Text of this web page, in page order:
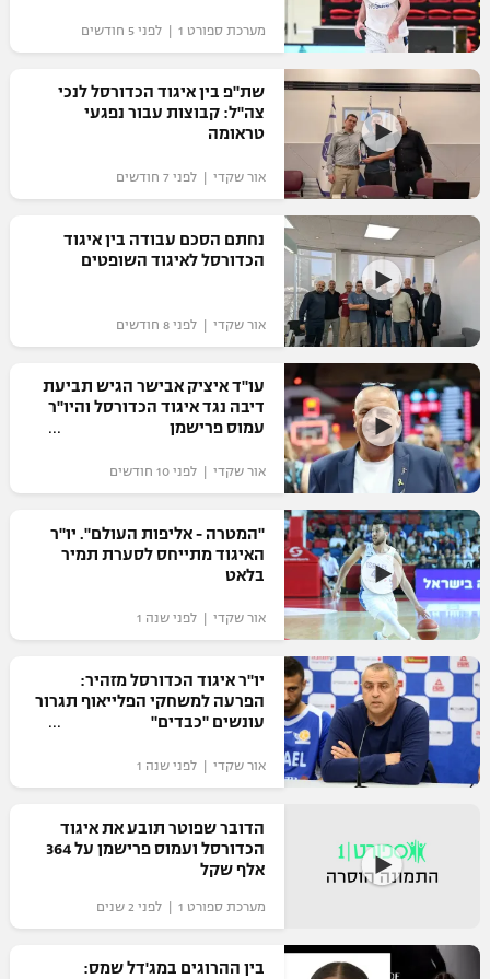
"מחצית בשכונה" – פודקאסט
משתתפים וזוכים בפרסים
תקנון משתתפים וזוכים בפרסים
תקנון עבור פעילות אלקטרה
תקנון עבור פעילות ספורט 1 – "מרלן"
טניס
גיימינג E-Sports
תנאי שימוש
מדיניות פרטיות
תקנון פעילות ספורט 1
רשיון להקרנה פומבית לבית עסק
הצטרפות לחבילת הערוצים
לוח דרושים – ג'ובנט
תגיות
המגזין
אופניים
ספורט מוטורי
כדורמים
פוטבול אמריקאי NFL
בייסבול MLB
ספורט אתגרי ואקסטרים
אומנויות לחימה
גיימינג E-Sports
מערכת ספורט 1 | לפני 5 חודשים
שת"פ בין איגוד הכדורסל לנכי
צה"ל: קבוצות עבור נפגעי
טראומה
אור שקדי | לפני 7 חודשים
נחתם הסכם עבודה בין איגוד
הכדורסל לאיגוד השופטים
אור שקדי | לפני 8 חודשים
עו"ד איציק אבישר הגיש תביעת
דיבה נגד איגוד הכדורסל והיו"ר
עמוס פרישמן
אור שקדי | לפני 10 חודשים
"המטרה - אליפות העולם". יו"ר
האיגוד מתייחס לסערת תמיר
בלאט
אור שקדי | לפני שנה 1
יו"ר איגוד הכדורסל מזהיר:
הפרעה למשחקי הפלייאוף תגרור
עונשים "כבדים"
אור שקדי | לפני שנה 1
הדובר שפוטר תובע את איגוד
הכדורסל ועמוס פרישמן על 364
אלף שקל
מערכת ספורט 1 | לפני 2 שנים
בין ההרוגים במג'דל שמס: